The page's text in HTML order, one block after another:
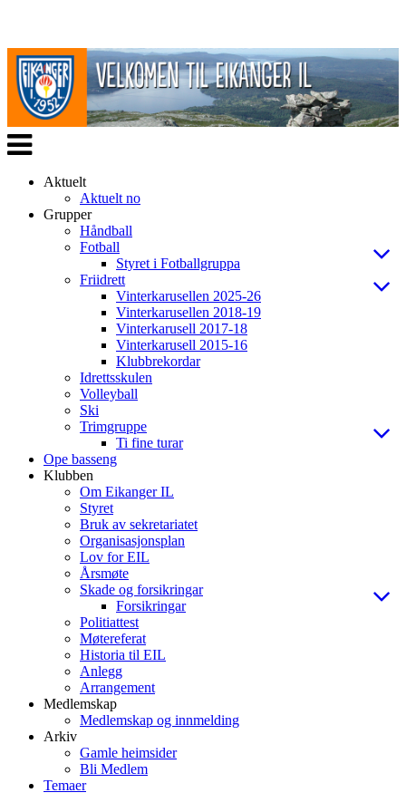
Veksle
navigasjon
Aktuelt
Aktuelt no
Grupper
Håndball
Fotball
Styret i Fotballgruppa
Friidrett
Vinterkarusellen 2025-26
Vinterkarusellen 2018-19
Vinterkarusell 2017-18
Vinterkarusell 2015-16
Klubbrekordar
Idrettsskulen
Volleyball
Ski
Trimgruppe
Ti fine turar
Ope basseng
Klubben
Om Eikanger IL
Styret
Bruk av sekretariatet
Organisasjonsplan
Lov for EIL
Årsmøte
Skade og forsikringar
Forsikringar
Politiattest
Møtereferat
Historia til EIL
Anlegg
Arrangement
Medlemskap
Medlemskap og innmelding
Arkiv
Gamle heimsider
Bli Medlem
Temaer